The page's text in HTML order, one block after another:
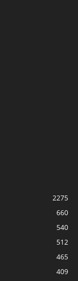
2275
660
540
512
465
409